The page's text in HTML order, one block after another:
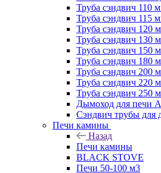
Труба сэндвич 110
Труба сэндвич 115
Труба сэндвич 120
Труба сэндвич 130
Труба сэндвич 150
Труба сэндвич 180
Труба сэндвич 200
Труба сэндвич 220
Труба сэндвич 250
Дымоход для печи
Сэндвич трубы для
Печи камины
Назад
Печи камины
BLACK STOVE
Печи 50-100 м3